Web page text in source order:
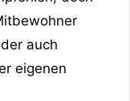
auch
eigenen